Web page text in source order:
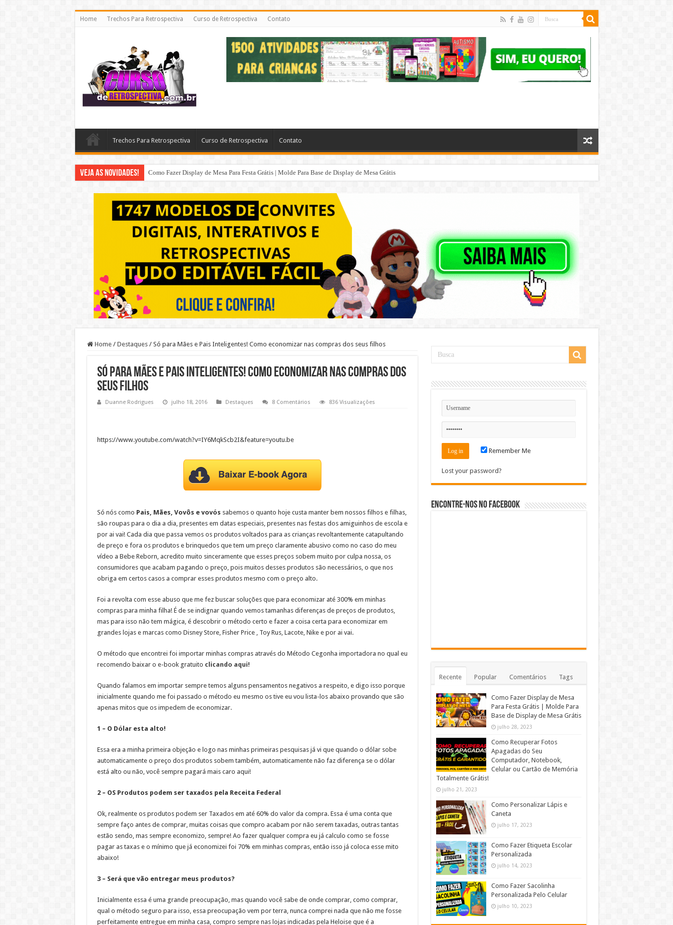
Home Trechos Para Retrospectiva Curso de Retrospectiva Contato
Trechos Para Retrospectiva Curso de Retrospectiva Contato
Veja as Novidades! Como Fazer Display de Mesa Para Festa Grátis | Molde Para Base de Display de Mesa Grátis
Home / Destaques / Só para Mães e Pais Inteligentes! Como economizar nas compras dos seus filhos
Só para Mães e Pais Inteligentes! Como economizar nas compras dos
seus filhos
Duanne Rodrigues julho 18, 2016 Destaques 8 Comentários 836 Visualizações
https://www.youtube.com/watch?v=IY6MqkScb2I&feature=youtu.be
Só nós como Pais, Mães, Vovôs e vovós sabemos o quanto hoje custa manter bem nossos filhos e filhas,
são roupas para o dia a dia, presentes em datas especiais, presentes nas festas dos amiguinhos de escola e
por ai vai! Cada dia que passa vemos os produtos voltados para as crianças revoltantemente catapultando
de preço e fora os produtos e brinquedos que tem um preço claramente abusivo como no caso do meu
vídeo a Bebe Reborn, acredito muito sinceramente que esses preços sobem muito por culpa nossa, os
consumidores que acabam pagando o preço, pois muitos desses produtos são necessários, o que nos
obriga em certos casos a comprar esses produtos mesmo com o preço alto.
Foi a revolta com esse abuso que me fez buscar soluções que para economizar até 300% em minhas
compras para minha filha! É de se indignar quando vemos tamanhas diferenças de preços de produtos,
mas para isso não tem mágica, é descobrir o método certo e fazer a coisa certa para economizar em
grandes lojas e marcas como Disney Store, Fisher Price , Toy Rus, Lacote, Nike e por ai vai.
O método que encontrei foi importar minhas compras através do Método Cegonha importadora no qual eu
recomendo baixar o e-book gratuito clicando aqui!
Quando falamos em importar sempre temos alguns pensamentos negativos a respeito, e digo isso porque
inicialmente quando me foi passado o método eu mesmo os tive eu vou lista-los abaixo provando que são
apenas mitos que os impedem de economizar.
1 – O Dólar esta alto!
Essa era a minha primeira objeção e logo nas minhas primeiras pesquisas já vi que quando o dólar sobe
automaticamente o preço dos produtos sobem também, automaticamente não faz diferença se o dólar
está alto ou não, você sempre pagará mais caro aqui!
2 – OS Produtos podem ser taxados pela Receita Federal
Ok, realmente os produtos podem ser Taxados em até 60% do valor da compra. Essa é uma conta que
sempre faço antes de comprar, muitas coisas que compro acabam por não serem taxadas, outras tantas
estão sendo, mas sempre economizo, sempre! Ao fazer qualquer compra eu já calculo como se fosse
pagar as taxas e o mínimo que já economizei foi 70% em minhas compras, então isso já coloca esse mito
abaixo!
3 – Será que vão entregar meus produtos?
Inicialmente essa é uma grande preocupação, mas quando você sabe de onde comprar, como comprar,
qual o método seguro para isso, essa preocupação vem por terra, nunca comprei nada que não me fosse
perfeitamente entregue em minha casa, compro sempre nas lojas indicadas pela Heloise que é a
Remember Me
Lost your password?
Encontre-nos no Facebook
Recente Popular Comentários Tags
Como Fazer Display de Mesa
Para Festa Grátis | Molde Para
Base de Display de Mesa Grátis
julho 28, 2023
Como Recuperar Fotos
Apagadas do Seu
Computador, Notebook,
Celular ou Cartão de Memória
Totalmente Grátis!
julho 21, 2023
Como Personalizar Lápis e
Caneta
julho 17, 2023
Como Fazer Etiqueta Escolar
Personalizada
julho 14, 2023
Como Fazer Sacolinha
Personalizada Pelo Celular
julho 10, 2023